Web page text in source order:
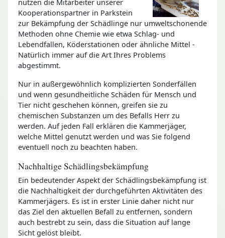
nutzen die Mitarbeiter unserer
Kooperationspartner in Parkstein
zur Bekämpfung der Schädlinge nur umweltschonende
Methoden ohne Chemie wie etwa Schlag- und
Lebendfallen, Köderstationen oder ähnliche Mittel -
Natürlich immer auf die Art Ihres Problems
abgestimmt.
Nur in außergewöhnlich komplizierten Sonderfällen
und wenn gesundheitliche Schäden für Mensch und
Tier nicht geschehen können, greifen sie zu
chemischen Substanzen um des Befalls Herr zu
werden. Auf jeden Fall erklären die Kammerjäger,
welche Mittel genutzt werden und was Sie folgend
eventuell noch zu beachten haben.
Nachhaltige Schädlingsbekämpfung
Ein bedeutender Aspekt der Schädlingsbekämpfung ist
die Nachhaltigkeit der durchgeführten Aktivitäten des
Kammerjägers. Es ist in erster Linie daher nicht nur
das Ziel den aktuellen Befall zu entfernen, sondern
auch bestrebt zu sein, dass die Situation auf lange
Sicht gelöst bleibt.